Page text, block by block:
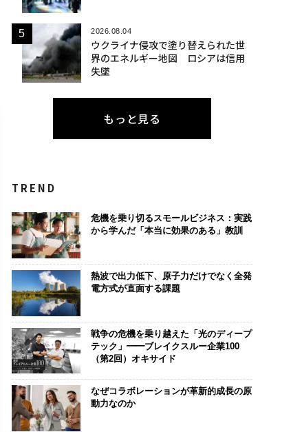
2026.08.04
ウクライナ侵攻で塗り替えられた世
界のエネルギー地図 ロシアは信用
失墜
もっと見る
TREND
危機を乗り切るスモールビジネス：実践
から学んだ「本当に効果のある」教訓
熱波で出力低下、原子力だけでなく全発
電方式が直面する課題
戦争の危機を乗り越えた「光のディープ
テック」━━ブレイクスルー企業100
（第2回）オキサイド
なぜコラボレーションが革新的成長の原
動力なのか